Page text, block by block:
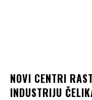
NOVI CENTRI
INDUSTRIJU